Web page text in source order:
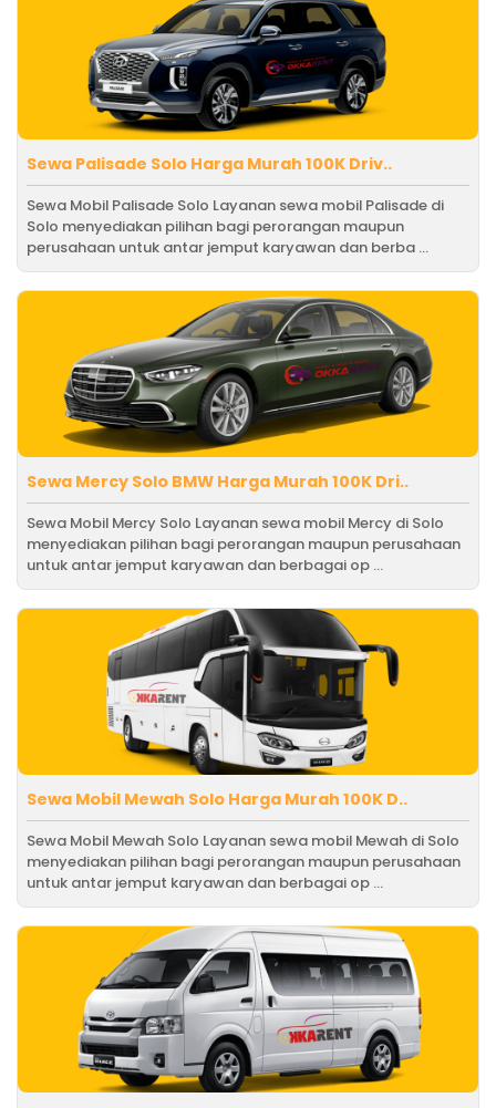
Sewa Palisade Solo Harga Murah 100K Driv..
Sewa Mobil Palisade Solo Layanan sewa mobil Palisade di
Solo menyediakan pilihan bagi perorangan maupun
perusahaan untuk antar jemput karyawan dan berba ...
Sewa Mercy Solo BMW Harga Murah 100K Dri..
Sewa Mobil Mercy Solo Layanan sewa mobil Mercy di Solo
menyediakan pilihan bagi perorangan maupun perusahaan
untuk antar jemput karyawan dan berbagai op ...
Sewa Mobil Mewah Solo Harga Murah 100K D..
Sewa Mobil Mewah Solo Layanan sewa mobil Mewah di Solo
menyediakan pilihan bagi perorangan maupun perusahaan
untuk antar jemput karyawan dan berbagai op ...